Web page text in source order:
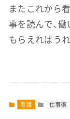
またこれから
事を読んで、
もらえればうれ
看護 仕事術